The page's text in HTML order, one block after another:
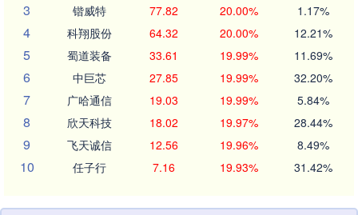
3 锴威特 77.82 20.00% 1.17%
4 科翔股份 64.32 20.00% 12.21%
5 蜀道装备 33.61 19.99% 11.69%
6 中巨芯 27.85 19.99% 32.20%
7 广哈通信 19.03 19.99% 5.84%
8 欣天科技 18.02 19.97% 28.44%
9 飞天诚信 12.56 19.96% 8.49%
10 任子行 7.16 19.93% 31.42%